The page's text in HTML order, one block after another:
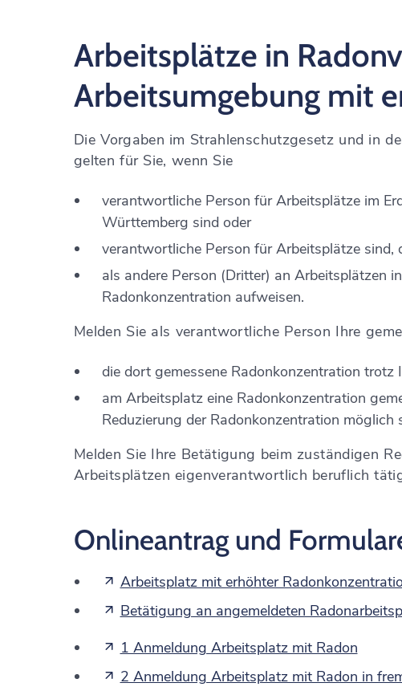
Arbeitsplätze in
Arbeitsumgebung mit
Die Vorgaben im Strahlenschutzgesetz und in
gelten für Sie, wenn Sie
verantwortliche Person für Arbeitsplätze im
Württemberg sind oder
verantwortliche Person für Arbeitsplätze sind,
als andere Person (Dritter) an Arbeitsplätzen
Radonkonzentration aufweisen.
Melden Sie als verantwortliche Person Ihre
die dort gemessene Radonkonzentration
am Arbeitsplatz eine Radonkonzentration
Reduzierung der Radonkonzentration möglich
Melden Sie Ihre Betätigung beim zuständigen
Arbeitsplätzen eigenverantwortlich beruflich
Onlineantrag und
Arbeitsplatz mit erhöhter
Betätigung an angemeldeten
1 Anmeldung Arbeitsplatz mit Radon
2 Anmeldung Arbeitsplatz mit Radon in